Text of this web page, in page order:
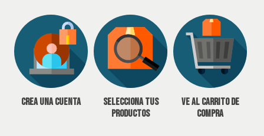
Crea una cuenta
Selecciona tus
productos
Ve al carrito de
compra